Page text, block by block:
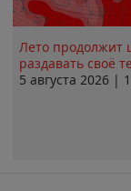
Лето продолжит
раздавать своё
5 августа 2026 |